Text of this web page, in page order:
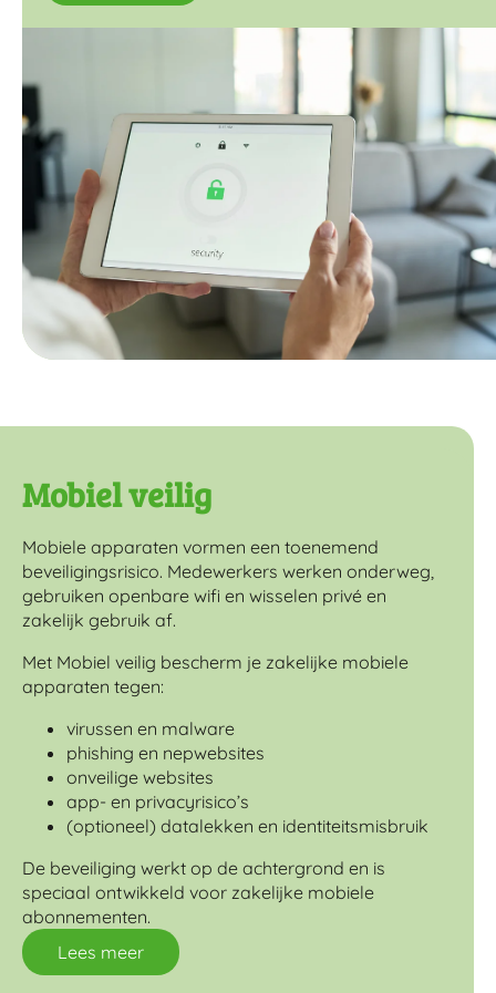
Mobiel veilig
Mobiele apparaten vormen een toenemend
beveiligingsrisico. Medewerkers werken onderweg,
gebruiken openbare wifi en wisselen privé en
zakelijk gebruik af.
Met Mobiel veilig bescherm je zakelijke mobiele
apparaten tegen:
virussen en malware
phishing en nepwebsites
onveilige websites
app- en privacyrisico’s
(optioneel) datalekken en identiteitsmisbruik
De beveiliging werkt op de achtergrond en is
speciaal ontwikkeld voor zakelijke mobiele
abonnementen.
Lees meer